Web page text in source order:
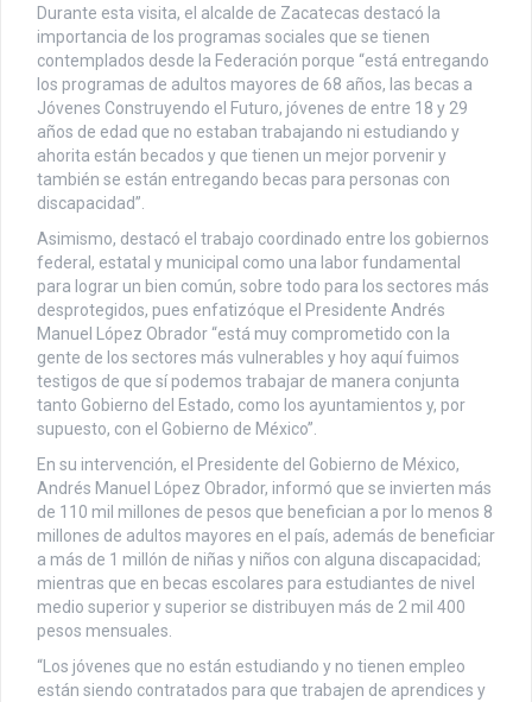
Durante esta visita, el alcalde de Zacatecas destacó la
importancia de los programas sociales que se tienen
contemplados desde la Federación porque “está entregando
los programas de adultos mayores de 68 años, las becas a
Jóvenes Construyendo el Futuro, jóvenes de entre 18 y 29
años de edad que no estaban trabajando ni estudiando y
ahorita están becados y que tienen un mejor porvenir y
también se están entregando becas para personas con
discapacidad”.
Asimismo, destacó el trabajo coordinado entre los gobiernos
federal, estatal y municipal como una labor fundamental
para lograr un bien común, sobre todo para los sectores más
desprotegidos, pues enfatizóque el Presidente Andrés
Manuel López Obrador “está muy comprometido con la
gente de los sectores más vulnerables y hoy aquí fuimos
testigos de que sí podemos trabajar de manera conjunta
tanto Gobierno del Estado, como los ayuntamientos y, por
supuesto, con el Gobierno de México”.
En su intervención, el Presidente del Gobierno de México,
Andrés Manuel López Obrador, informó que se invierten más
de 110 mil millones de pesos que benefician a por lo menos 8
millones de adultos mayores en el país, además de beneficiar
a más de 1 millón de niñas y niños con alguna discapacidad;
mientras que en becas escolares para estudiantes de nivel
medio superior y superior se distribuyen más de 2 mil 400
pesos mensuales.
“Los jóvenes que no están estudiando y no tienen empleo
están siendo contratados para que trabajen de aprendices y